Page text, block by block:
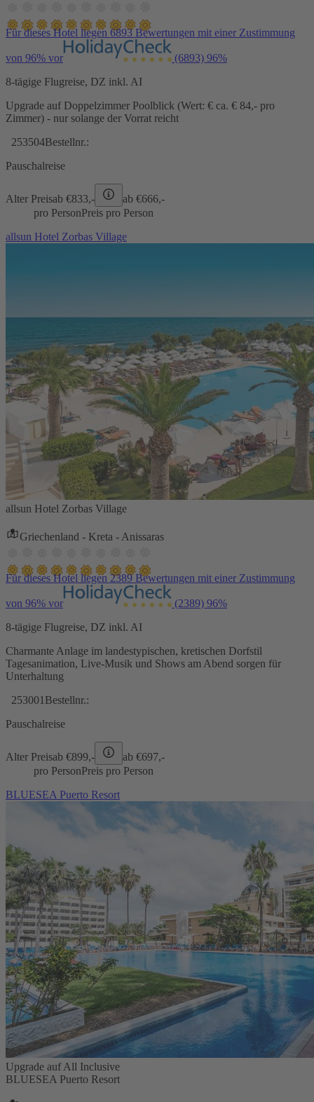
Für dieses Hotel liegen 6893 Bewertungen mit einer Zustimmung
von 96% vor (6893) 96%
8-tägige Flugreise, DZ inkl. AI
Upgrade auf Doppelzimmer Poolblick (Wert: € ca. € 84,- pro
Zimmer) - nur solange der Vorrat reicht
253504Bestellnr.:
Pauschalreise
Alter Preisab €833,- ab €666,-
pro PersonPreis pro Person
allsun Hotel Zorbas Village
allsun Hotel Zorbas Village
Griechenland - Kreta - Anissaras
Für dieses Hotel liegen 2389 Bewertungen mit einer Zustimmung
von 96% vor (2389) 96%
8-tägige Flugreise, DZ inkl. AI
Charmante Anlage im landestypischen, kretischen Dorfstil
Tagesanimation, Live-Musik und Shows am Abend sorgen für
Unterhaltung
253001 Bestellnr.:
Pauschalreise
Alter Preisab €899,- ab €697,-
pro PersonPreis pro Person
BLUESEA Puerto Resort
Upgrade auf All Inclusive
BLUESEA Puerto Resort